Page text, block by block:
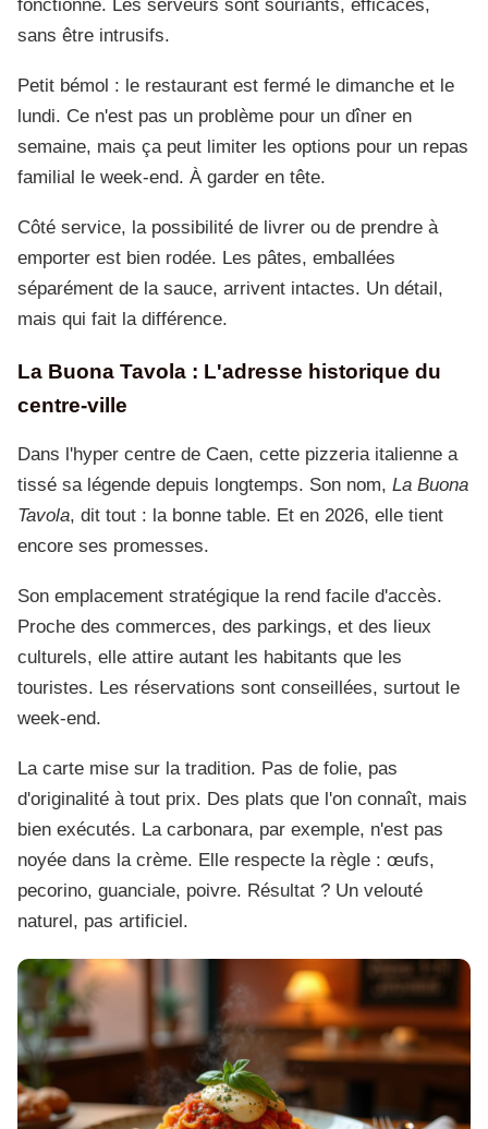
fonctionne. Les serveurs sont souriants, efficaces,
sans être intrusifs.
Petit bémol : le restaurant est fermé le dimanche et le
lundi. Ce n'est pas un problème pour un dîner en
semaine, mais ça peut limiter les options pour un repas
familial le week-end. À garder en tête.
Côté service, la possibilité de livrer ou de prendre à
emporter est bien rodée. Les pâtes, emballées
séparément de la sauce, arrivent intactes. Un détail,
mais qui fait la différence.
La Buona Tavola : L'adresse historique du
centre-ville
Dans l'hyper centre de Caen, cette pizzeria italienne a
tissé sa légende depuis longtemps. Son nom, La Buona
Tavola, dit tout : la bonne table. Et en 2026, elle tient
encore ses promesses.
Son emplacement stratégique la rend facile d'accès.
Proche des commerces, des parkings, et des lieux
culturels, elle attire autant les habitants que les
touristes. Les réservations sont conseillées, surtout le
week-end.
La carte mise sur la tradition. Pas de folie, pas
d'originalité à tout prix. Des plats que l'on connaît, mais
bien exécutés. La carbonara, par exemple, n'est pas
noyée dans la crème. Elle respecte la règle : œufs,
pecorino, guanciale, poivre. Résultat ? Un velouté
naturel, pas artificiel.